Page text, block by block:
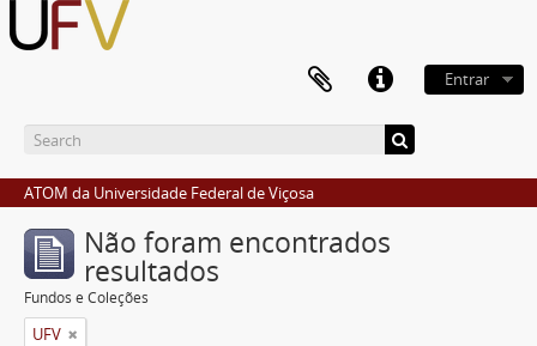
Entrar
ATOM da Universidade Federal de Viçosa
Não foram encontrados
resultados
Fundos e Coleções
UFV